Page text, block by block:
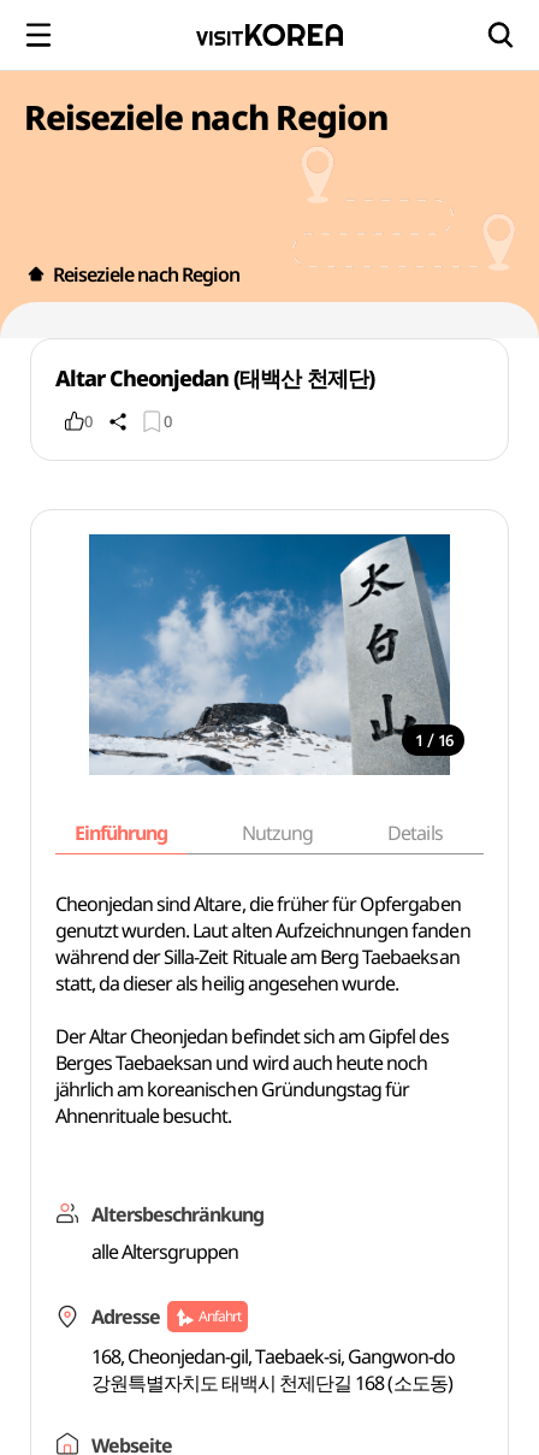
Reiseziele nach Region
Reiseziele nach Region
Altar Cheonjedan (태백산 천제단)
0 0
1 / 16
Einführung Nutzung Details
Cheonjedan sind Altare, die früher für Opfergaben
genutzt wurden. Laut alten Aufzeichnungen fanden
während der Silla-Zeit Rituale am Berg Taebaeksan
statt, da dieser als heilig angesehen wurde.
Der Altar Cheonjedan befindet sich am Gipfel des
Berges Taebaeksan und wird auch heute noch
jährlich am koreanischen Gründungstag für
Ahnenrituale besucht.
Altersbeschränkung
alle Altersgruppen
Adresse Anfahrt
168, Cheonjedan-gil, Taebaek-si, Gangwon-do
강원특별자치도 태백시 천제단길 168 (소도동)
Webseite